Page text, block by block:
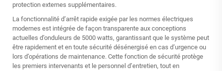
protection externes supplémentaires.
La fonctionnalité d’arrêt rapide exigée par les normes électriques
modernes est intégrée de façon transparente aux conceptions
actuelles d’onduleurs de 5000 watts, garantissant que le système peut
être rapidement et en toute sécurité désénergisé en cas d’urgence ou
lors d’opérations de maintenance. Cette fonction de sécurité protège
les premiers intervenants et le personnel d’entretien, tout en